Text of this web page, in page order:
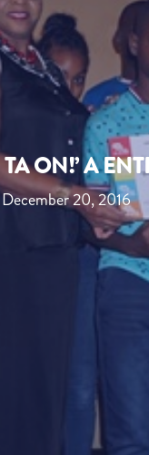
ON!’ A
December 20, 2016